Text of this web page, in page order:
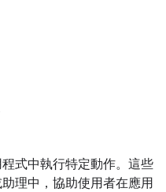
式中執行特定動作。這些
理中，協助使用者在應用